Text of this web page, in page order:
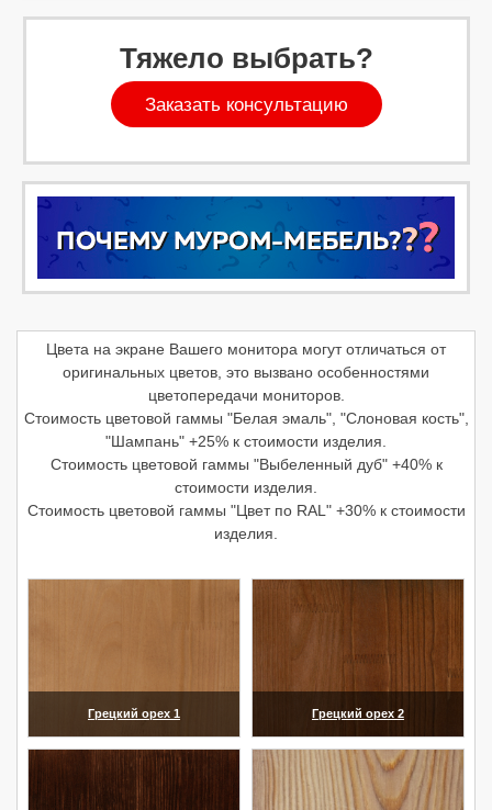
Тяжело выбрать?
Заказать консультацию
Цвета на экране Вашего монитора могут отличаться от
оригинальных цветов, это вызвано особенностями
цветопередачи мониторов.
Стоимость цветовой гаммы "Белая эмаль", "Слоновая кость",
"Шампань" +25% к стоимости изделия.
Стоимость цветовой гаммы "Выбеленный дуб" +40% к
стоимости изделия.
Стоимость цветовой гаммы "Цвет по RAL" +30% к стоимости
изделия.
Грецкий орех 1 Грецкий орех 2